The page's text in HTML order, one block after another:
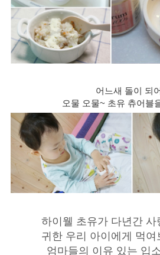
어느새 돌이 되
오물 오물~ 초유 츄어블
하이웰 초유가 다년간 사
귀한 우리 아이에게 먹여
엄마들의 이유 있는 입